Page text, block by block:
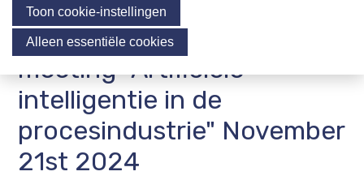
J
m
p
t
c
a
Verslag, NAP contact
meeting "Artificiële
intelligentie in de
procesindustrie" November
21st 2024
Jubileumjaar
KENNIS
OVER NAP
Toon cookie-instellingen
Alleen essentiële cookies